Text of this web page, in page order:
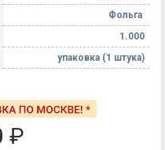
Фольга
1.000
упаковка (1 штука)
₽